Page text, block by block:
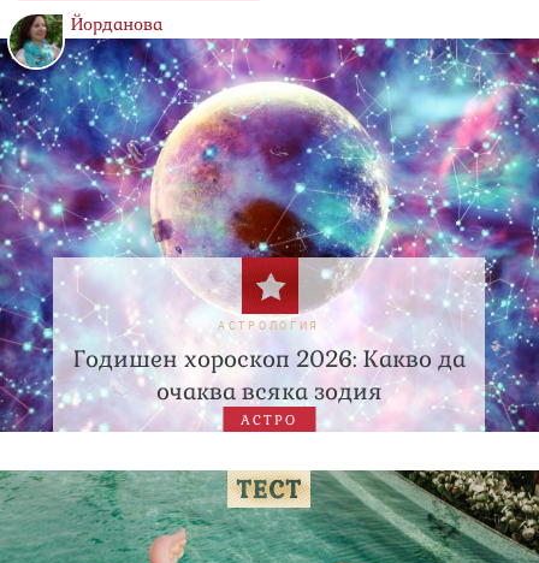
Йорданова
АСТРОЛОГИЯ
Годишен хороскоп 2026: Какво да
очаква всяка зодия
АСТРО